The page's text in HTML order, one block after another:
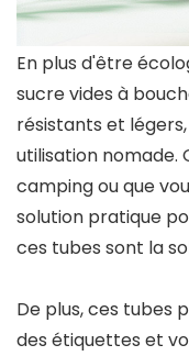
En plus d'être
sucre vides à
résistants et
utilisation nomade.
camping ou que
solution pratique
ces tubes sont la
De plus, ces tubes
des étiquettes et